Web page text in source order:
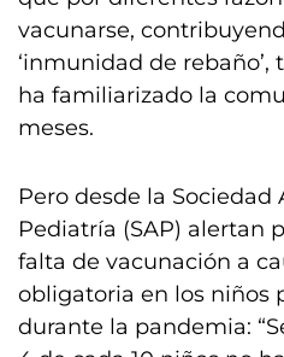
vacunarse,
‘inmunidad de
ha familiarizado la
meses.
Pero desde la Sociedad
Pediatría (SAP) alertan
falta de vacunación a
obligatoria en los niños
durante la pandemia: